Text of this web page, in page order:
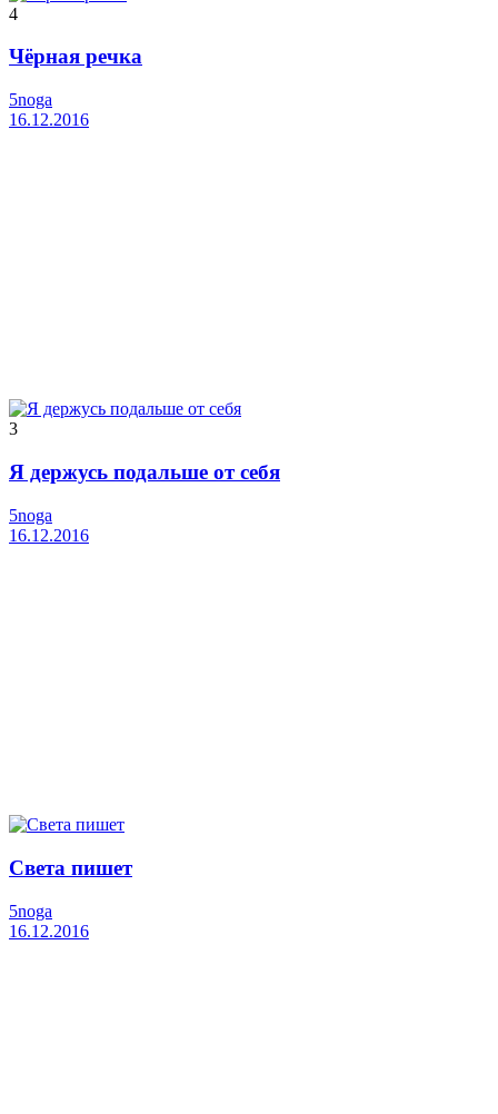
4
Чёрная речка
5noga
16.12.2016
3
Я держусь подальше от себя
5noga
16.12.2016
Света пишет
5noga
16.12.2016